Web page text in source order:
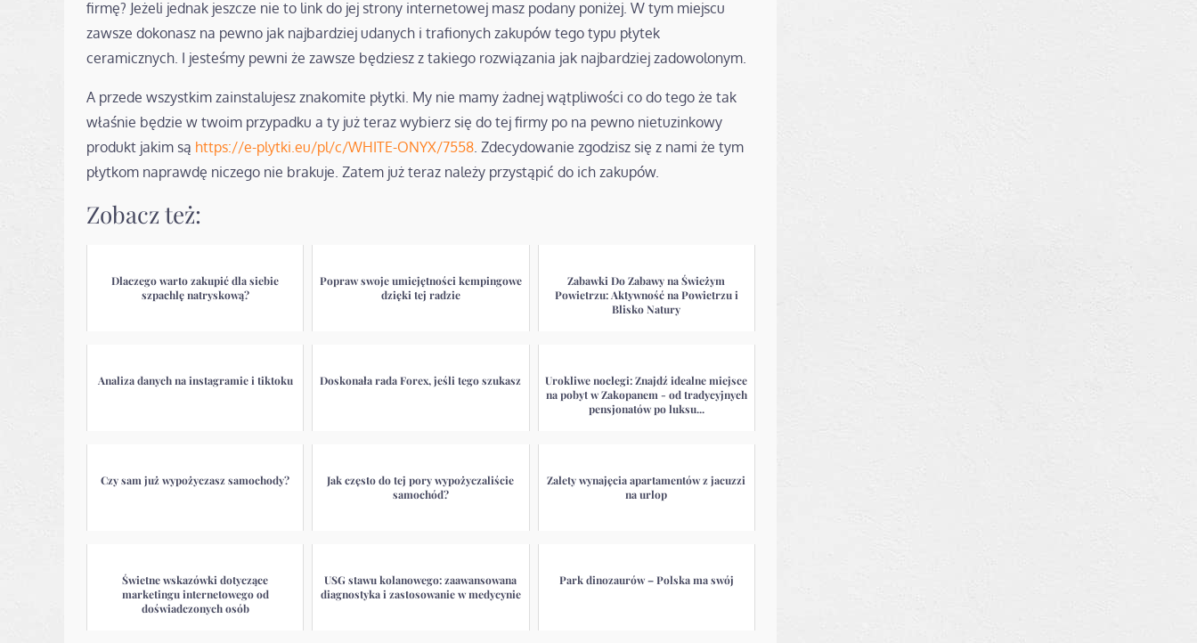
firmę? Jeżeli jednak jeszcze nie to link do jej strony internetowej masz podany poniżej. W tym miejscu
zawsze dokonasz na pewno jak najbardziej udanych i trafionych zakupów tego typu płytek
ceramicznych. I jesteśmy pewni że zawsze będziesz z takiego rozwiązania jak najbardziej zadowolonym.
A przede wszystkim zainstalujesz znakomite płytki. My nie mamy żadnej wątpliwości co do tego że tak
właśnie będzie w twoim przypadku a ty już teraz wybierz się do tej firmy po na pewno nietuzinkowy
produkt jakim są https://e-plytki.eu/pl/c/WHITE-ONYX/7558. Zdecydowanie zgodzisz się z nami że tym
płytkom naprawdę niczego nie brakuje. Zatem już teraz należy przystąpić do ich zakupów.
Zobacz też:
Dlaczego warto zakupić dla siebie
szpachlę natryskową?
Popraw swoje umiejętności kempingowe
dzięki tej radzie
Zabawki Do Zabawy na Świeżym
Powietrzu: Aktywność na Powietrzu i
Blisko Natury
Analiza danych na instagramie i tiktoku Doskonała rada Forex, jeśli tego szukasz
Urokliwe noclegi: Znajdź idealne miejsce
na pobyt w Zakopanem - od tradycyjnych
pensjonatów po luksu...
Czy sam już wypożyczasz samochody?
Jak często do tej pory wypożyczaliście
samochód?
Zalety wynajęcia apartamentów z jacuzzi
na urlop
Świetne wskazówki dotyczące
marketingu internetowego od
doświadczonych osób
USG stawu kolanowego: zaawansowana
diagnostyka i zastosowanie w medycynie
Park dinozaurów – Polska ma swój